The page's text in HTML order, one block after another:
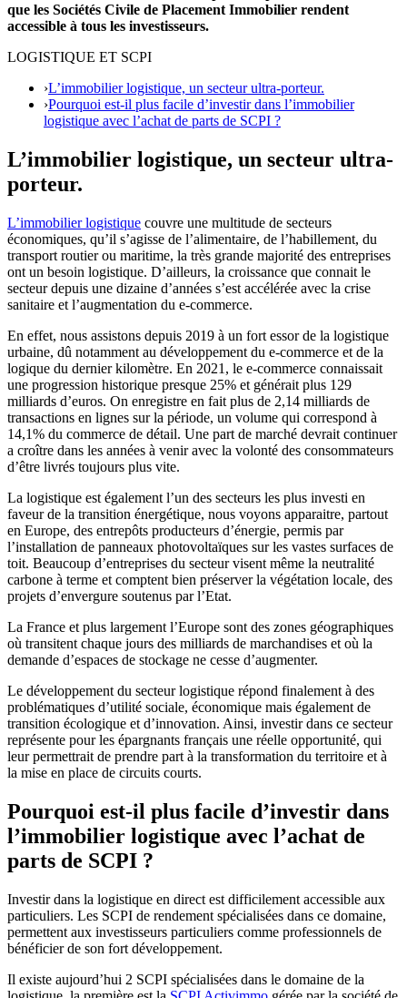
que les Sociétés Civile de Placement Immobilier rendent
accessible à tous les investisseurs.
LOGISTIQUE ET SCPI
›L’immobilier logistique, un secteur ultra-porteur.
›Pourquoi est-il plus facile d’investir dans l’immobilier
logistique avec l’achat de parts de SCPI ?
L’immobilier logistique, un secteur ultra-
porteur.
L’immobilier logistique couvre une multitude de secteurs
économiques, qu’il s’agisse de l’alimentaire, de l’habillement, du
transport routier ou maritime, la très grande majorité des entreprises
ont un besoin logistique. D’ailleurs, la croissance que connait le
secteur depuis une dizaine d’années s’est accélérée avec la crise
sanitaire et l’augmentation du e-commerce.
En effet, nous assistons depuis 2019 à un fort essor de la logistique
urbaine, dû notamment au développement du e-commerce et de la
logique du dernier kilomètre. En 2021, le e-commerce connaissait
une progression historique presque 25% et générait plus 129
milliards d’euros. On enregistre en fait plus de 2,14 milliards de
transactions en lignes sur la période, un volume qui correspond à
14,1% du commerce de détail. Une part de marché devrait continuer
a croître dans les années à venir avec la volonté des consommateurs
d’être livrés toujours plus vite.
La logistique est également l’un des secteurs les plus investi en
faveur de la transition énergétique, nous voyons apparaitre, partout
en Europe, des entrepôts producteurs d’énergie, permis par
l’installation de panneaux photovoltaïques sur les vastes surfaces de
toit. Beaucoup d’entreprises du secteur visent même la neutralité
carbone à terme et comptent bien préserver la végétation locale, des
projets d’envergure soutenus par l’Etat.
La France et plus largement l’Europe sont des zones géographiques
où transitent chaque jours des milliards de marchandises et où la
demande d’espaces de stockage ne cesse d’augmenter.
Le développement du secteur logistique répond finalement à des
problématiques d’utilité sociale, économique mais également de
transition écologique et d’innovation. Ainsi, investir dans ce secteur
représente pour les épargnants français une réelle opportunité, qui
leur permettrait de prendre part à la transformation du territoire et à
la mise en place de circuits courts.
Pourquoi est-il plus facile d’investir dans
l’immobilier logistique avec l’achat de
parts de SCPI ?
Investir dans la logistique en direct est difficilement accessible aux
particuliers. Les SCPI de rendement spécialisées dans ce domaine,
permettent aux investisseurs particuliers comme professionnels de
bénéficier de son fort développement.
Il existe aujourd’hui 2 SCPI spécialisées dans le domaine de la